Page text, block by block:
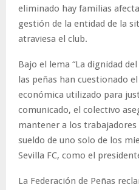
eliminado hay familias
gestión de la entidad de la
atraviesa el club.
Bajo el lema “La dignidad
las peñas han cuestionado
económica utilizado para
comunicado, el colectivo
mantener a los
sueldo de uno solo de los
Sevilla FC, como el
La Federación de Peñas